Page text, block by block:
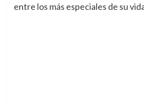
entre los más especiales de su